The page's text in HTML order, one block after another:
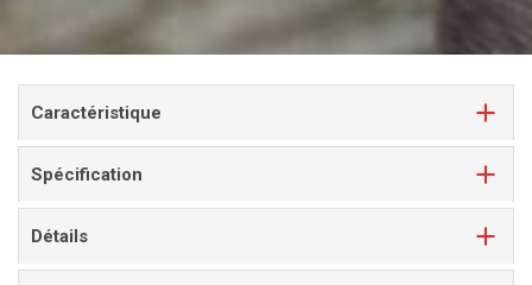
Caractéristique
Spécification
Détails